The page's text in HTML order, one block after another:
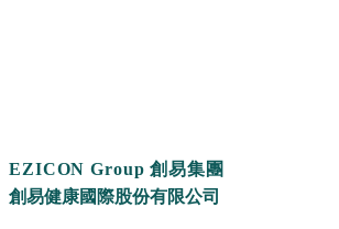
EZICON Group 創易集團
創易健康國際股份有限公司